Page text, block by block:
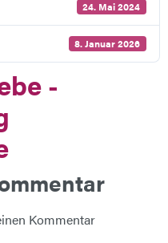
24. Mai 2024
8. Januar 2026
-
Kommentar